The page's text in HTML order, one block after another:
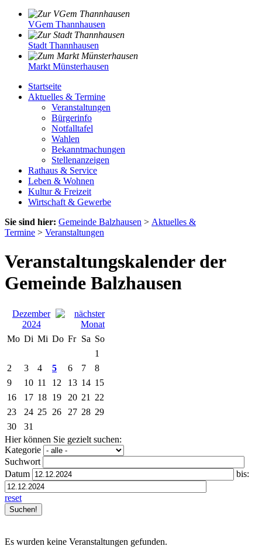
VGem Thannhausen
Stadt Thannhausen
Markt Münsterhausen
Startseite
Aktuelles & Termine
Veranstaltungen
Bürgerinfo
Notfalltafel
Wahlen
Bekanntmachungen
Stellenanzeigen
Rathaus & Service
Leben & Wohnen
Kultur & Freizeit
Wirtschaft & Gewerbe
Sie sind hier: Gemeinde Balzhausen > Aktuelles &
Termine > Veranstaltungen
Veranstaltungskalender der
Gemeinde Balzhausen
Dezember
2024
Mo Di Mi Do Fr Sa So
1
2
3 4 5 6 7
8
9
10 11 12 13 14 15
16
17 18 19 20 21
22
23
24 25 26 27 28 29
30
31
Hier können Sie gezielt suchen:
Kategorie
Suchwort
Datum
bis:
reset
Es wurden keine Veranstaltungen gefunden.